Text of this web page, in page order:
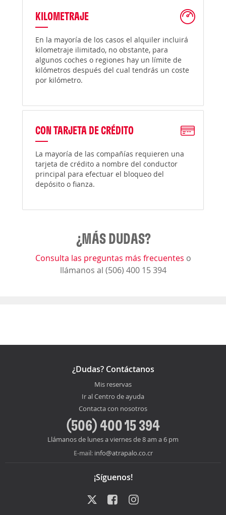
KILOMETRAJE
En la mayoría de los casos el alquiler incluirá
kilometraje ilimitado, no obstante, para
algunos coches o regiones hay un límite de
kilómetros después del cual tendrás un coste
por kilómetro.
CON TARJETA DE CRÉDITO
La mayoría de las compañías requieren una
tarjeta de crédito a nombre del conductor
principal para efectuar el bloqueo del
depósito o fianza.
¿MÁS DUDAS?
Consulta las preguntas más frecuentes o
llámanos al (506) 400 15 394
¿Dudas? Contáctanos
Mis reservas
Ir al Centro de ayuda
Contacta con nosotros
(506) 400 15 394
Llámanos de lunes a viernes de 8 am a 6 pm
E-mail: info@atrapalo.co.cr
¡Síguenos!